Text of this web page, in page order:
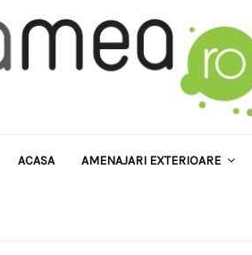
ACASA AMENAJARI EXTERIOARE